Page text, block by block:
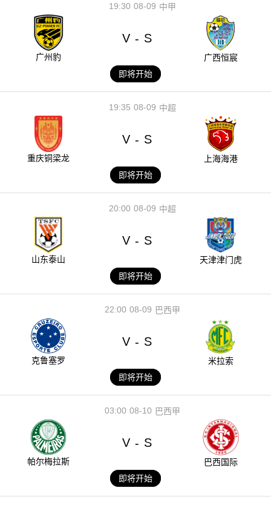
08-09
19:30 中甲
广州豹
V - S
广西恒宸
即将开始
08-09
19:35 中超
重庆铜梁龙
V - S
上海海港
即将开始
08-09
20:00 中超
山东泰山
V - S
天津津门虎
即将开始
08-09
22:00 巴西甲
克鲁塞罗
V - S
米拉索
即将开始
08-10
03:00 巴西甲
帕尔梅拉斯
V - S
巴西国际
即将开始